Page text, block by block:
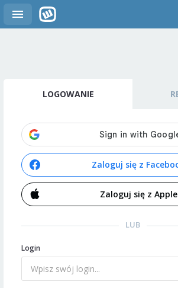
LOGOWANIE
Zaloguj się z
Zaloguj się z Apple
LUB
Login